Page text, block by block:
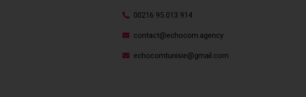
00216 95 013 914
contact@echocom.agency
echocomtunisie@gmail.com